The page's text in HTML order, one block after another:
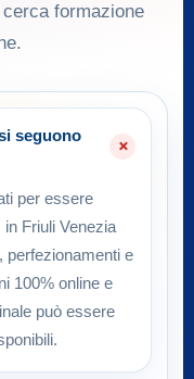
formazione
seguono
per essere
Friuli Venezia
perfezionamenti e
100% online e
può essere